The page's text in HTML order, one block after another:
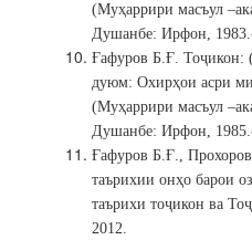
(Муҳаррири масъул
Душанбе: Ирфон,
Ғафуров Б.Ғ. Тоҷикон:
дуюм: Охирҳои асри
(Муҳаррири масъул
Душанбе: Ирфон,
Ғафуров Б.Ғ.,
таърихии онҳо барои
таърихи тоҷикон ва
2012.